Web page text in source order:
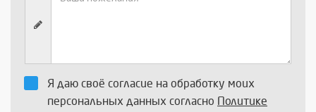
Я даю своё согласие на обработку моих
персональных данных согласно Политике